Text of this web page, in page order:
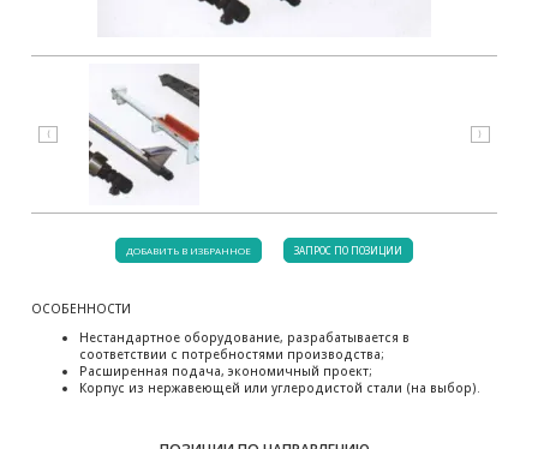
ДОБАВИТЬ В ИЗБРАННОЕ ЗАПРОС ПО ПОЗИЦИИ
ОСОБЕННОСТИ
Нестандартное оборудование, разрабатывается в
соответствии с потребностями производства;
Расширенная подача, экономичный проект;
Корпус из нержавеющей или углеродистой стали (на выбор).